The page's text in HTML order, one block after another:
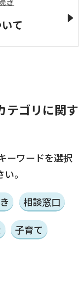
て
テゴリに関す
ーワードを選択
。
相談窓口
子育て